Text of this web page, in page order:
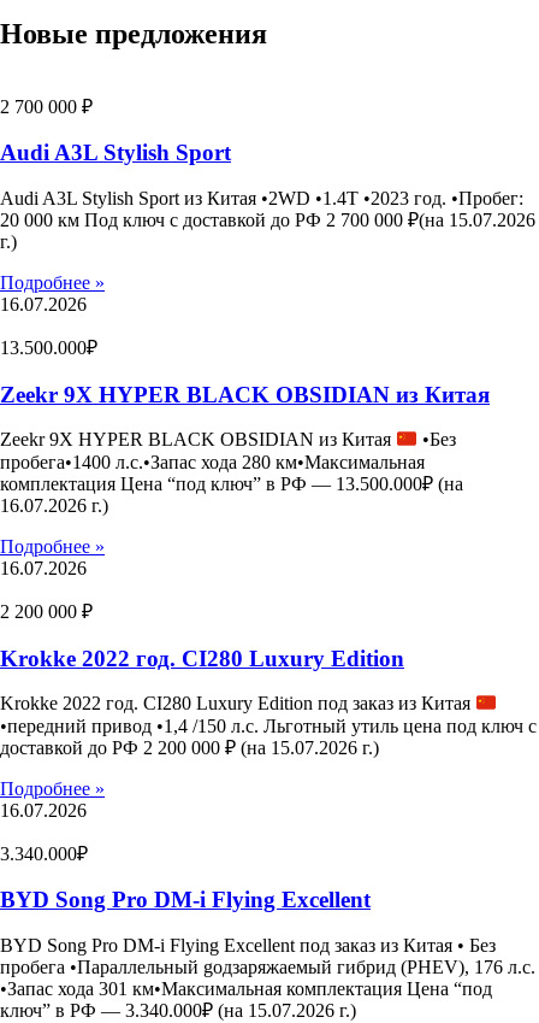
Новые предложения
2 700 000 ₽
Audi A3L Stylish Sport
Audi A3L Stylish Sport из Китая •2WD •1.4T •2023 год. •Пробег:
20 000 км Под ключ с доставкой до РФ 2 700 000 ₽(на 15.07.2026
г.)
Подробнее »
16.07.2026
13.500.000₽
Zeekr 9X HYPER BLACK OBSIDIAN из Китая
Zeekr 9X HYPER BLACK OBSIDIAN из Китая
•Без
пробега•1400 л.с.•Запас хода 280 км•Максимальная
комплектация Цена “под ключ” в РФ — 13.500.000₽ (на
16.07.2026 г.)
Подробнее »
16.07.2026
2 200 000 ₽
Krokke 2022 год. CI280 Luxury Edition
Krokke 2022 год. CI280 Luxury Edition под заказ из Китая
•передний привод •1,4 /150 л.с. Льготный утиль цена под ключ с
доставкой до РФ 2 200 000 ₽ (на 15.07.2026 г.)
Подробнее »
16.07.2026
3.340.000₽
BYD Song Pro DM-i Flying Excellent
BYD Song Pro DM-i Flying Excellent под заказ из Китая • Без
пробега •Параллельный gодзаряжаемый гибрид (PHEV), 176 л.с.
•Запас хода 301 км•Максимальная комплектация Цена “под
ключ” в РФ — 3.340.000₽ (на 15.07.2026 г.)